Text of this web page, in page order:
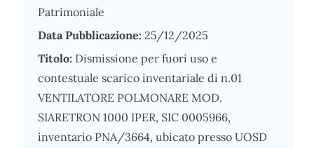
Patrimoniale
Data Pubblicazione: 25/12/2025
Titolo: Dismissione per fuori uso e
contestuale scarico inventariale di n.01
VENTILATORE POLMONARE MOD.
SIARETRON 1000 IPER, SIC 0005966,
inventario PNA/3664, ubicato presso UOSD